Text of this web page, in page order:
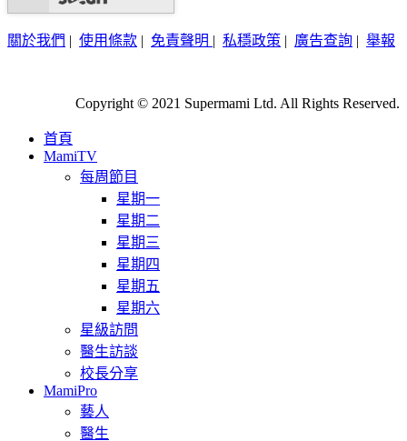
關於我們 | 使用條款 | 免責聲明 | 私穩政策 | 廣告查詢 | 舉報
Copyright © 2021 Supermami Ltd. All Rights Reserved.
首頁
MamiTV
每周節目
星期一
星期二
星期三
星期四
星期五
星期六
星級訪問
醫生訪談
校長分享
MamiPro
藝人
醫生